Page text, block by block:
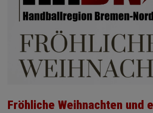
Fröhliche Weihnachten und